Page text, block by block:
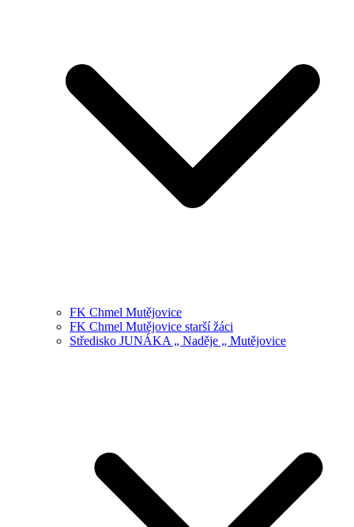
FK Chmel Mutějovice
FK Chmel Mutějovice starší žáci
Středisko JUNÁKA „ Naděje „ Mutějovice